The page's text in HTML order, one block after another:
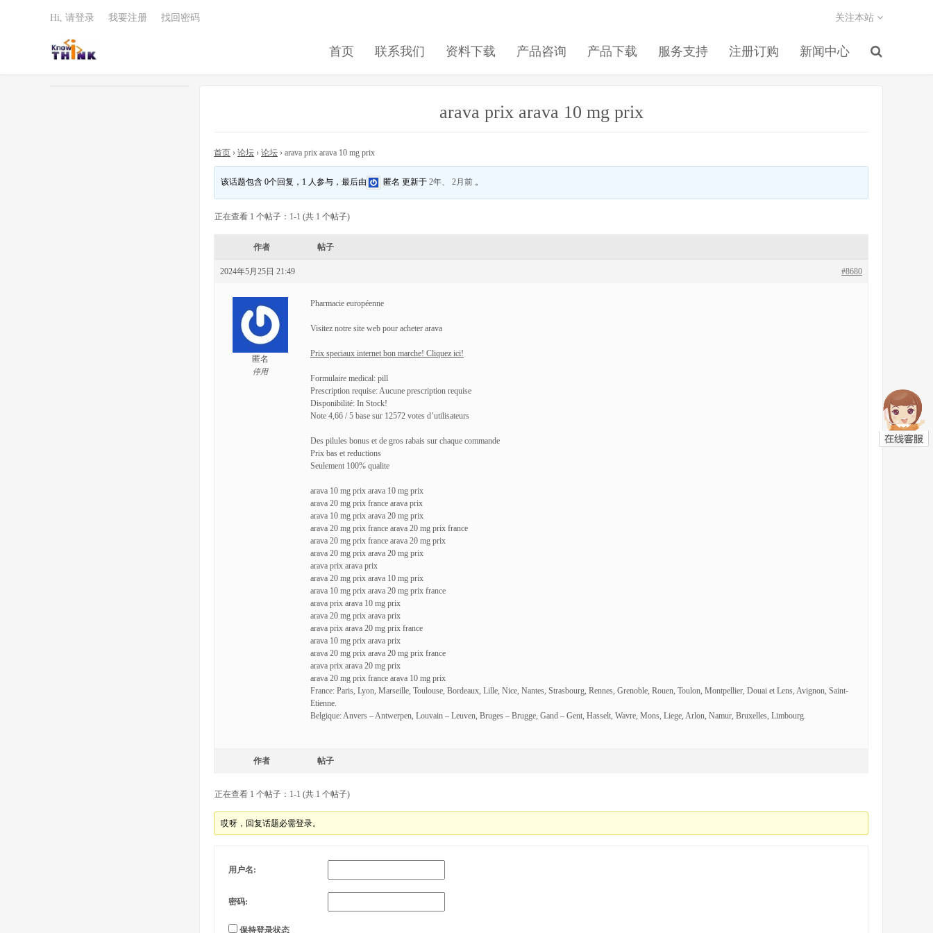
首页 联系我们 资料下载 产品咨询 产品下载 服务支持 注册订购 新闻中心
关注本站
Hi, 请登录 我要注册 找回密码
arava prix arava 10 mg prix
首页 › 论坛 › 论坛 › arava prix arava 10 mg prix
该话题包含 0个回复，1 人参与，最后由 匿名 更新于2年、 2月前 。
正在查看 1 个帖子：1-1 (共 1 个帖子)
作者 帖子
2024年5月25日 21:49 #8680
匿名
停用
Pharmacie européenne
Visitez notre site web pour acheter arava
Prix speciaux internet bon marche! Cliquez ici!
Formulaire medical: pill
Prescription requise: Aucune prescription requise
Disponibilité: In Stock!
Note 4,66 / 5 base sur 12572 votes d’utilisateurs
Des pilules bonus et de gros rabais sur chaque commande
Prix bas et reductions
Seulement 100% qualite
arava 10 mg prix arava 10 mg prix
arava 20 mg prix france arava prix
arava 10 mg prix arava 20 mg prix
arava 20 mg prix france arava 20 mg prix france
arava 20 mg prix france arava 20 mg prix
arava 20 mg prix arava 20 mg prix
arava prix arava prix
arava 20 mg prix arava 10 mg prix
arava 10 mg prix arava 20 mg prix france
arava prix arava 10 mg prix
arava 20 mg prix arava prix
arava prix arava 20 mg prix france
arava 10 mg prix arava prix
arava 20 mg prix arava 20 mg prix france
arava prix arava 20 mg prix
arava 20 mg prix france arava 10 mg prix
France: Paris, Lyon, Marseille, Toulouse, Bordeaux, Lille, Nice, Nantes, Strasbourg, Rennes, Grenoble, Rouen, Toulon, Montpellier, Douai et Lens, Avignon, Saint-
Etienne.
Belgique: Anvers – Antwerpen, Louvain – Leuven, Bruges – Brugge, Gand – Gent, Hasselt, Wavre, Mons, Liege, Arlon, Namur, Bruxelles, Limbourg.
作者 帖子
正在查看 1 个帖子：1-1 (共 1 个帖子)
哎呀，回复话题必需登录。
用户名:
密码:
保持登录状态